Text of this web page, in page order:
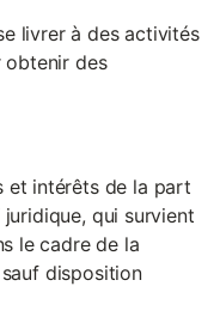
livrer à des activités
obtenir des
et intérêts de la part
qui survient
le cadre de la
disposition